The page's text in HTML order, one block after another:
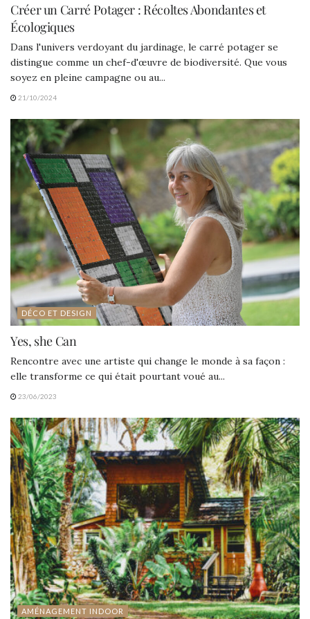
Créer un Carré Potager : Récoltes Abondantes et
Écologiques
Dans l'univers verdoyant du jardinage, le carré potager se
distingue comme un chef-d'œuvre de biodiversité. Que vous
soyez en pleine campagne ou au...
21/10/2024
DÉCO ET DESIGN
Yes, she Can
Rencontre avec une artiste qui change le monde à sa façon :
elle transforme ce qui était pourtant voué au...
23/06/2023
AMÉNAGEMENT INDOOR